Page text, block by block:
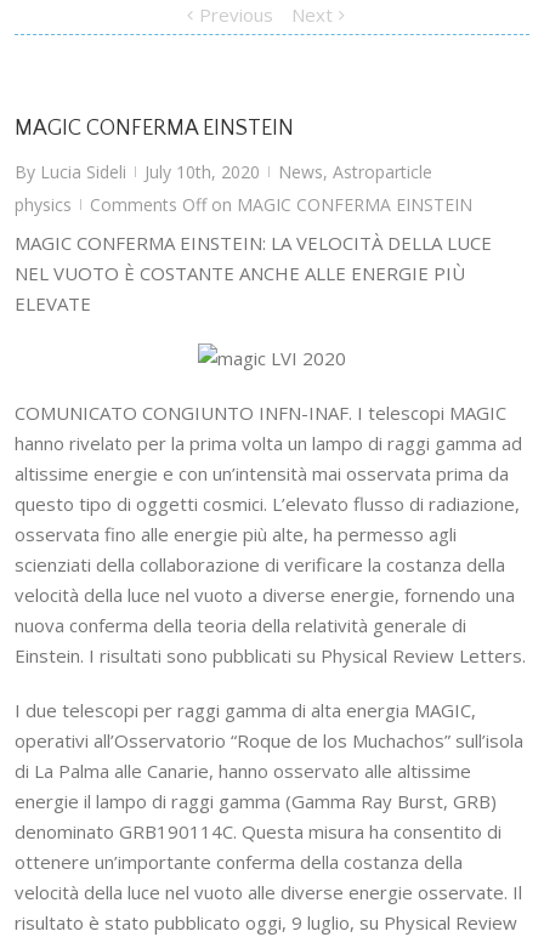
Previous Next
MAGIC CONFERMA EINSTEIN
By Lucia Sideli | July 10th, 2020 | News, Astroparticle
physics
| Comments Offon MAGIC CONFERMA EINSTEIN
MAGIC CONFERMA EINSTEIN: LA VELOCITÀ DELLA LUCE
NEL VUOTO È COSTANTE ANCHE ALLE ENERGIE PIÙ
ELEVATE
COMUNICATO CONGIUNTO INFN-INAF. I telescopi MAGIC
hanno rivelato per la prima volta un lampo di raggi gamma ad
altissime energie e con un’intensità mai osservata prima da
questo tipo di oggetti cosmici. L’elevato flusso di radiazione,
osservata fino alle energie più alte, ha permesso agli
scienziati della collaborazione di verificare la costanza della
velocità della luce nel vuoto a diverse energie, fornendo una
nuova conferma della teoria della relatività generale di
Einstein. I risultati sono pubblicati su Physical Review Letters.
I due telescopi per raggi gamma di alta energia MAGIC,
operativi all’Osservatorio “Roque de los Muchachos” sull’isola
di La Palma alle Canarie, hanno osservato alle altissime
energie il lampo di raggi gamma (Gamma Ray Burst, GRB)
denominato GRB190114C. Questa misura ha consentito di
ottenere un’importante conferma della costanza della
velocità della luce nel vuoto alle diverse energie osservate. Il
risultato è stato pubblicato oggi, 9 luglio, su Physical Review